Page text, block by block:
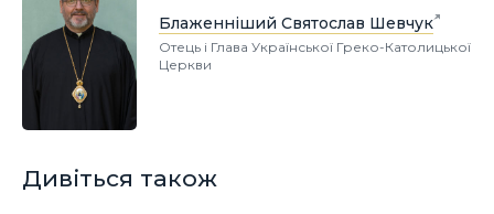
Блаженніший Святослав Шевчук
Отець і Глава Української Греко-Католицької
Церкви
Дивіться також